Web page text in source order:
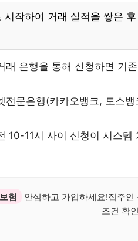
시작하여 거래 실적을 쌓은
래 은행을 통해 신청하면 기
전문은행(카카오뱅크, 토스
10-11시 사이 신청이 시스
험
안심하고 가입하세요!집주
조건 확